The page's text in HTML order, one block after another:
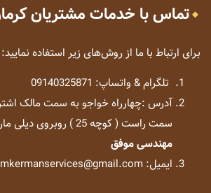
تماس با خدمات مشتریان
برای ارتباط با ما از روش‌های زیر استفاده نمایید:
تلگرام & واتساپ: 09140325871
آدرس :چهارراه خواجو به سمت مالک
سمت راست ( کوچه 25 ) روبروی دیلی مارکت
مهندسی موفق
ایمیل: khmkermanservices@gmail.com